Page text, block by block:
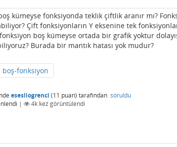
kümeyse fonksiyonda teklik çiftlik aranır mı?
Çift fonksiyonların Y eksenine tek
boş kümeyse ortada bir grafik yoktur
Burada bir mantık hatası yok mudur?
boş-fonksiyon
esesliogrenci (11 puan) tarafından soruldu
| 4k kez görüntülendi